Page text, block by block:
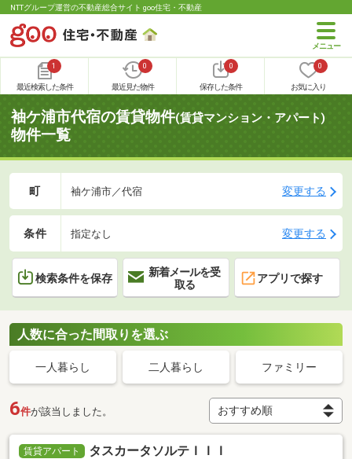
NTTグループ運営の不動産総合サイト goo住宅・不動産
1
最近検索した条件
0
最近見た物件
0
保存した条件
0
お気に入り
袖ケ浦市代宿の賃貸物件(賃貸マンション・アパート)
物件一覧
町 袖ケ浦市／代宿 変更する
条件 指定なし 変更する
検索条件を保存
新着メールを受
取る
アプリで探す
人数に合った間取りを選ぶ
一人暮らし 二人暮らし ファミリー
6件が該当しました。
賃貸アパート タスカータソルテＩＩＩ